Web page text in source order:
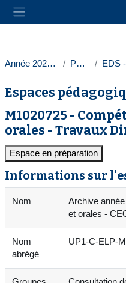
Passer au contenu principal
Panneau latéral
Année 2025-2026 Paris 1
Espaces
M1020725 -
orales - Travaux
Espace en préparation
Informations sur
Nom
Archive
et orales -
Nom
abrégé
UP1-C-ELP-